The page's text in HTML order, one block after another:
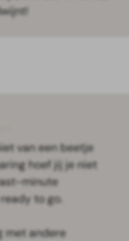
van een beetje
hoef jij je niet
minute
to go.
met andere